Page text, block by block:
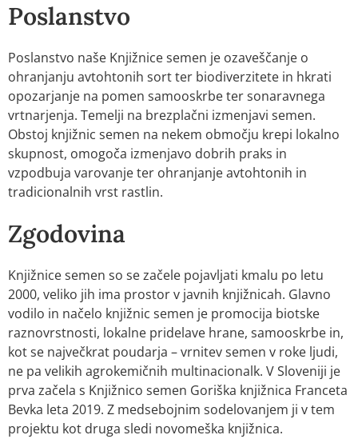
Poslanstvo
Poslanstvo naše Knjižnice semen je ozaveščanje o
ohranjanju avtohtonih sort ter biodiverzitete in hkrati
opozarjanje na pomen samooskrbe ter sonaravnega
vrtnarjenja. Temelji na brezplačni izmenjavi semen.
Obstoj knjižnic semen na nekem območju krepi lokalno
skupnost, omogoča izmenjavo dobrih praks in
vzpodbuja varovanje ter ohranjanje avtohtonih in
tradicionalnih vrst rastlin.
Zgodovina
Knjižnice semen so se začele pojavljati kmalu po letu
2000, veliko jih ima prostor v javnih knjižnicah. Glavno
vodilo in načelo knjižnic semen je promocija biotske
raznovrstnosti, lokalne pridelave hrane, samooskrbe in,
kot se največkrat poudarja – vrnitev semen v roke ljudi,
ne pa velikih agrokemičnih multinacionalk. V Sloveniji je
prva začela s Knjižnico semen Goriška knjižnica Franceta
Bevka leta 2019. Z medsebojnim sodelovanjem ji v tem
projektu kot druga sledi novomeška knjižnica.